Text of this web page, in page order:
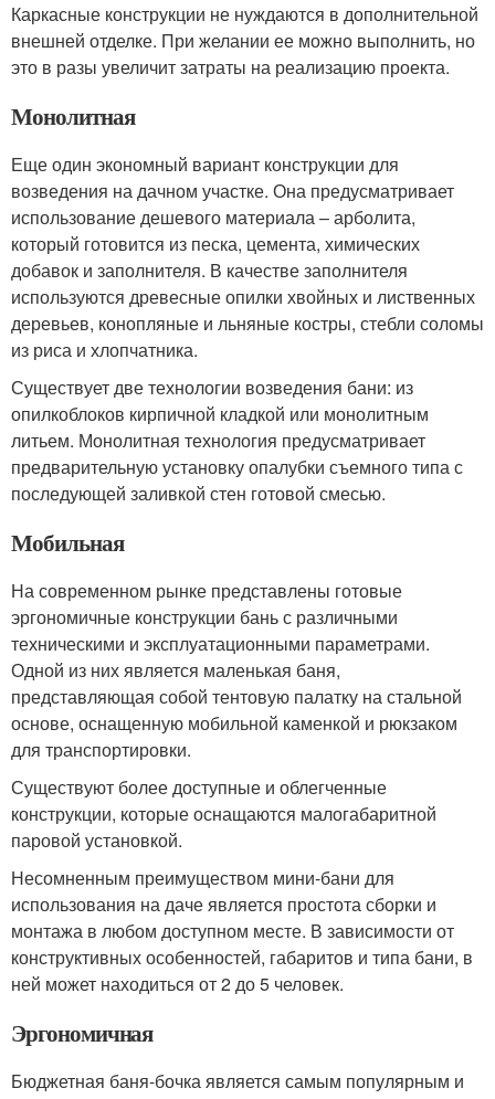
Каркасные конструкции не нуждаются в дополнительной
внешней отделке. При желании ее можно выполнить, но
это в разы увеличит затраты на реализацию проекта.
Монолитная
Еще один экономный вариант конструкции для
возведения на дачном участке. Она предусматривает
использование дешевого материала – арболита,
который готовится из песка, цемента, химических
добавок и заполнителя. В качестве заполнителя
используются древесные опилки хвойных и лиственных
деревьев, конопляные и льняные костры, стебли соломы
из риса и хлопчатника.
Существует две технологии возведения бани: из
опилкоблоков кирпичной кладкой или монолитным
литьем. Монолитная технология предусматривает
предварительную установку опалубки съемного типа с
последующей заливкой стен готовой смесью.
Мобильная
На современном рынке представлены готовые
эргономичные конструкции бань с различными
техническими и эксплуатационными параметрами.
Одной из них является маленькая баня,
представляющая собой тентовую палатку на стальной
основе, оснащенную мобильной каменкой и рюкзаком
для транспортировки.
Существуют более доступные и облегченные
конструкции, которые оснащаются малогабаритной
паровой установкой.
Несомненным преимуществом мини-бани для
использования на даче является простота сборки и
монтажа в любом доступном месте. В зависимости от
конструктивных особенностей, габаритов и типа бани, в
ней может находиться от 2 до 5 человек.
Эргономичная
Бюджетная баня-бочка является самым популярным и